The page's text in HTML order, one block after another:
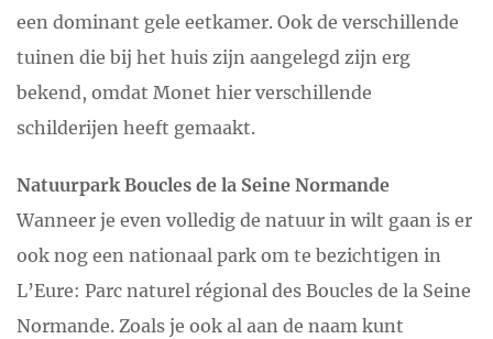
een dominant gele eetkamer. Ook de verschillende
tuinen die bij het huis zijn aangelegd zijn erg
bekend, omdat Monet hier verschillende
schilderijen heeft gemaakt.
Natuurpark Boucles de la Seine Normande
Wanneer je even volledig de natuur in wilt gaan is er
ook nog een nationaal park om te bezichtigen in
L’Eure: Parc naturel régional des Boucles de la Seine
Normande. Zoals je ook al aan de naam kunt